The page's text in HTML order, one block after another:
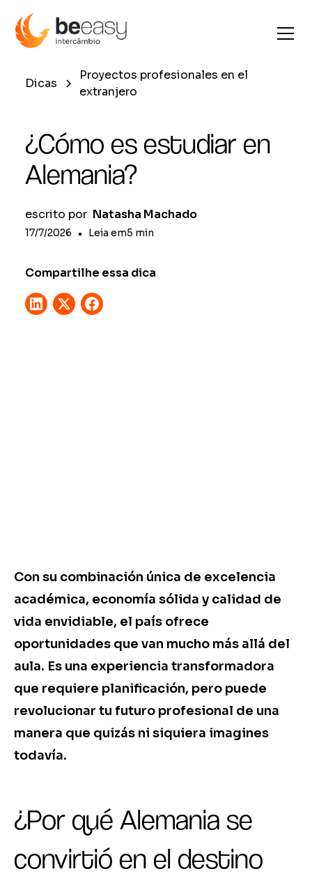
Dicas
Proyectos profesionales en el
extranjero
¿Cómo es estudiar en
Alemania?
escrito por Natasha Machado
17/7/2026 • Leia em5 min
Compartilhe essa dica
Con su combinación única de excelencia
académica, economía sólida y calidad de
vida envidiable, el país ofrece
oportunidades que van mucho más allá del
aula. Es una experiencia transformadora
que requiere planificación, pero puede
revolucionar tu futuro profesional de una
manera que quizás ni siquiera imagines
todavía.
¿Por qué Alemania se
convirtió en el destino